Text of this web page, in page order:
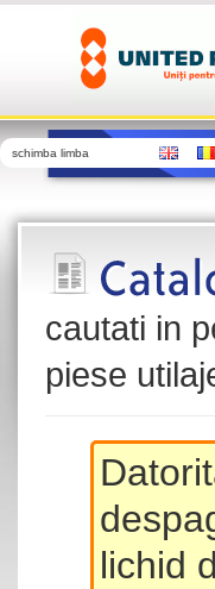
schimba limba
cautati in
piese
lichid